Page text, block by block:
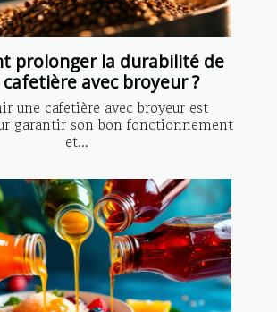
prolonger la durabilité de
avec broyeur ?
une cafetière avec broyeur est
garantir son bon fonctionnement
et...